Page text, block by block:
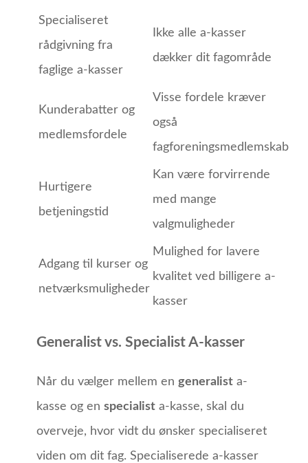
Specialiseret
rådgivning fra
faglige a-kasser
Ikke alle a-kasser
dækker dit fagområde
Kunderabatter og
medlemsfordele
Visse fordele kræver
også
fagforeningsmedlemskab
Hurtigere
betjeningstid
Kan være forvirrende
med mange
valgmuligheder
Adgang til kurser og
netværksmuligheder
Mulighed for lavere
kvalitet ved billigere a-
kasser
Generalist vs. Specialist A-kasser
Når du vælger mellem en generalista-
kasse og en specialista-kasse, skal du
overveje, hvor vidt du ønsker specialiseret
viden om dit fag. Specialiserede a-kasser